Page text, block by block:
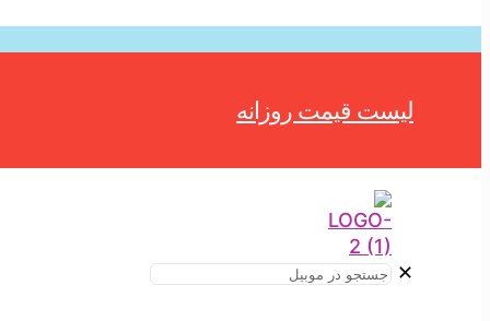
لیست قیمت روزانه
✕